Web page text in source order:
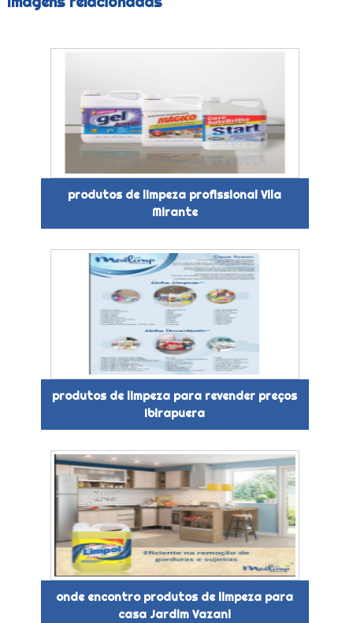
produtos de limpeza profissional Vila
Mirante
produtos de limpeza para revender preços
Ibirapuera
onde encontro produtos de limpeza para
casa Jardim Vazani